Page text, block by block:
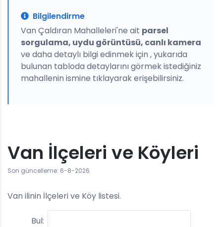
Bilgilendirme
Van Çaldıran Mahalleleri'ne ait parsel
sorgulama, uydu görüntüsü, canlı kamera
ve daha detaylı bilgi edinmek için , yukarıda
bulunan tabloda detaylarını görmek istediğiniz
mahallenin ismine tıklayarak erişebilirsiniz.
Van İlçeleri ve Köyleri
Son güncelleme: 6-8-2026
Van ilinin İlçeleri ve Köy listesi.
Bul: